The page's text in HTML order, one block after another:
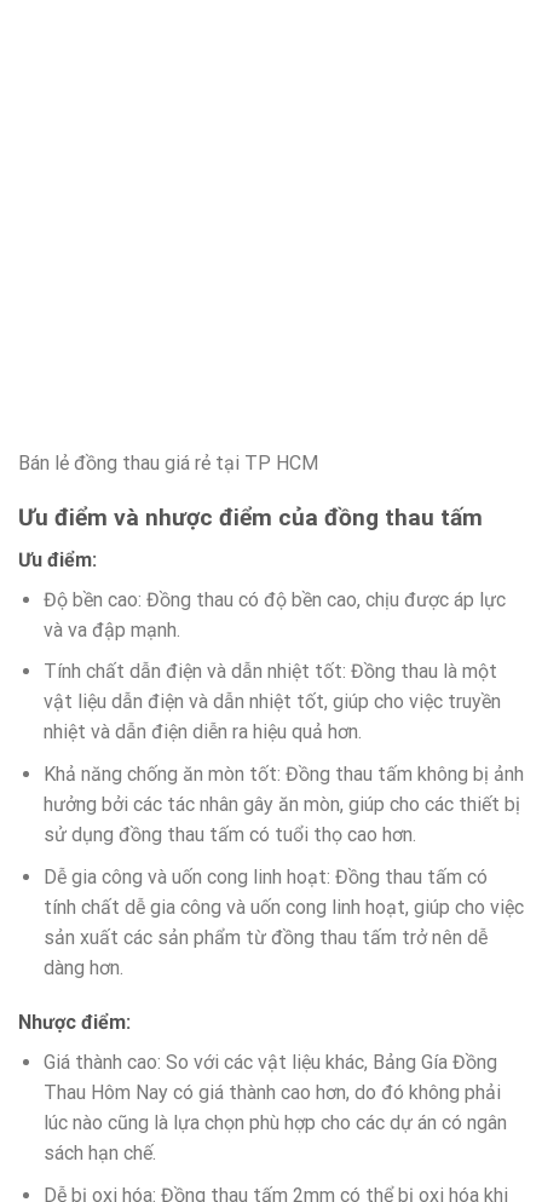
Bán lẻ đồng thau giá rẻ tại TP HCM
Ưu điểm và nhược điểm của đồng thau tấm
Ưu điểm:
Độ bền cao: Đồng thau có độ bền cao, chịu được áp lực
và va đập mạnh.
Tính chất dẫn điện và dẫn nhiệt tốt: Đồng thau là một
vật liệu dẫn điện và dẫn nhiệt tốt, giúp cho việc truyền
nhiệt và dẫn điện diễn ra hiệu quả hơn.
Khả năng chống ăn mòn tốt: Đồng thau tấm không bị ảnh
hưởng bởi các tác nhân gây ăn mòn, giúp cho các thiết bị
sử dụng đồng thau tấm có tuổi thọ cao hơn.
Dễ gia công và uốn cong linh hoạt: Đồng thau tấm có
tính chất dễ gia công và uốn cong linh hoạt, giúp cho việc
sản xuất các sản phẩm từ đồng thau tấm trở nên dễ
dàng hơn.
Nhược điểm:
Giá thành cao: So với các vật liệu khác, Bảng Gía Đồng
Thau Hôm Nay có giá thành cao hơn, do đó không phải
lúc nào cũng là lựa chọn phù hợp cho các dự án có ngân
sách hạn chế.
Dễ bị oxi hóa: Đồng thau tấm 2mm có thể bị oxi hóa khi